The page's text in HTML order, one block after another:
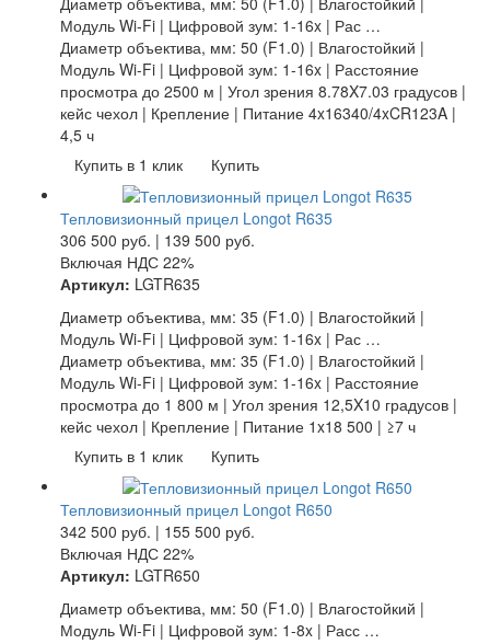
Модуль Wi-Fi | Цифровой зум: 1-16x | Рас …
Диаметр объектива, мм: 50 (F1.0) | Влагостойкий |
Модуль Wi-Fi | Цифровой зум: 1-16x | Расстояние
просмотра до 2500 м | Угол зрения 8.78X7.03 градусов |
кейс чехол | Крепление | Питание 4x16340/4xCR123A |
4,5 ч
Купить в 1 клик
Купить
Тепловизионный прицел Longot R635
306 500 руб. | 139 500 руб.
Включая НДС 22%
Артикул: LGTR635
Диаметр объектива, мм: 35 (F1.0) | Влагостойкий |
Модуль Wi-Fi | Цифровой зум: 1-16x | Рас …
Диаметр объектива, мм: 35 (F1.0) | Влагостойкий |
Модуль Wi-Fi | Цифровой зум: 1-16x | Расстояние
просмотра до 1 800 м | Угол зрения 12,5X10 градусов |
кейс чехол | Крепление | Питание 1x18 500 | ≥7 ч
Купить в 1 клик
Купить
Тепловизионный прицел Longot R650
342 500 руб. | 155 500 руб.
Включая НДС 22%
Артикул: LGTR650
Диаметр объектива, мм: 50 (F1.0) | Влагостойкий |
Модуль Wi-Fi | Цифровой зум: 1-8x | Расс …